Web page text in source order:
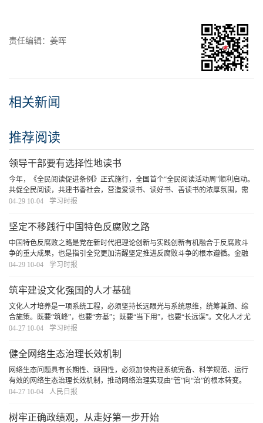
责任编辑：姜晖
相关新闻
推荐阅读
领导干部要有选择性地读书
今年，《全民阅读促进条例》正式施行，全国首个“全民阅读活动周”顺利启动。
共促全民阅读，共建书香社会，营造爱读书、读好书、善读书的浓厚氛围，需
要领导干部率先垂范，既要在“爱读书”“善读书”上下功夫，更要在“读好书”上见
04-29 10-04 学习时报
坚定不移践行中国特色反腐败之路
中国特色反腐败之路是党在新时代把理论创新与实践创新有机融合于反腐败斗
争的重大成果，也是指引全党更加清醒坚定推进反腐败斗争的根本遵循。金融
是深化整治腐败的重点领域，必须坚定不移践行中国特色反腐败之路，打好金
04-29 10-04 学习时报
筑牢建设文化强国的人才基础
文化人才培养是一项系统工程，必须坚持长远眼光与系统思维，统筹兼顾、综
合施策。既要“筑峰”，也要“夯基”；既要“当下用”，也要“长远谋”。文化人才尤
其是文艺人才的成长有其自身规律和特点，必须深刻洞察当前人才队伍呈现的
04-27 10-04 学习时报
健全网络生态治理长效机制
网络生态问题具有长期性、顽固性，必须加快构建系统完备、科学规范、运行
有效的网络生态治理长效机制，推动网络治理实现由“管”向“治”的根本转变。
[详细]
04-27 10-04 人民日报
树牢正确政绩观，从走好第一步开始